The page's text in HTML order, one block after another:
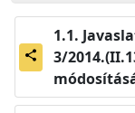
share
3/